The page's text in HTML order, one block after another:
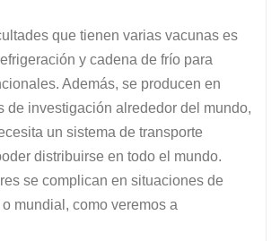
que tienen varias vacunas es
y cadena de frío para
Además, se producen en
de investigación alrededor del mundo,
un sistema de transporte
distribuirse en todo el mundo.
se complican en situaciones de
mundial, como veremos a